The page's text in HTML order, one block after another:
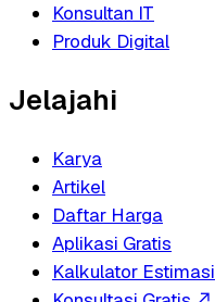
Konsultan IT
Produk Digital
Jelajahi
Karya
Artikel
Daftar Harga
Aplikasi Gratis
Kalkulator Estimasi